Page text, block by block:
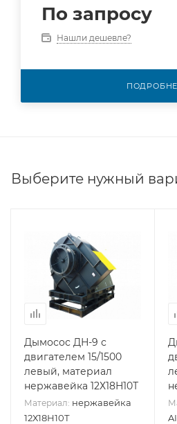
По запросу
Нашли дешевле?
Выберите нужный
Дымосос ДН-9 с
двигателем 15/1500
левый, материал
нержавейка 12Х18Н10Т
Материал: нержавейка
12Х18Н10Т